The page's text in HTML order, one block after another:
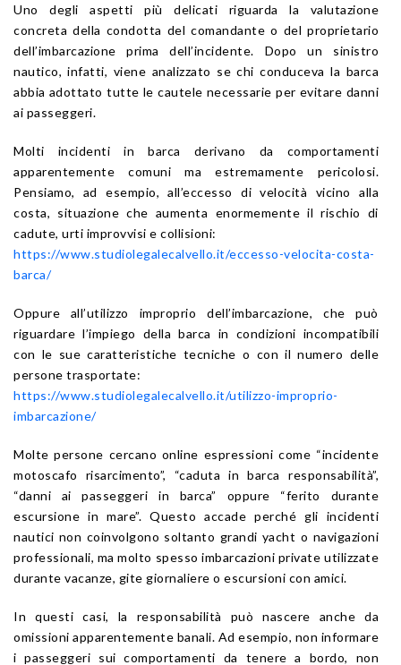
Uno degli aspetti più delicati riguarda la valutazione
concreta della condotta del comandante o del proprietario
dell’imbarcazione prima dell’incidente. Dopo un sinistro
nautico, infatti, viene analizzato se chi conduceva la barca
abbia adottato tutte le cautele necessarie per evitare danni
ai passeggeri.
Molti incidenti in barca derivano da comportamenti
apparentemente comuni ma estremamente pericolosi.
Pensiamo, ad esempio, all’eccesso di velocità vicino alla
costa, situazione che aumenta enormemente il rischio di
cadute, urti improvvisi e collisioni:
https://www.studiolegalecalvello.it/eccesso-velocita-costa-
barca/
Oppure all’utilizzo improprio dell’imbarcazione, che può
riguardare l’impiego della barca in condizioni incompatibili
con le sue caratteristiche tecniche o con il numero delle
persone trasportate:
https://www.studiolegalecalvello.it/utilizzo-improprio-
imbarcazione/
Molte persone cercano online espressioni come “incidente
motoscafo risarcimento”, “caduta in barca responsabilità”,
“danni ai passeggeri in barca” oppure “ferito durante
escursione in mare”. Questo accade perché gli incidenti
nautici non coinvolgono soltanto grandi yacht o navigazioni
professionali, ma molto spesso imbarcazioni private utilizzate
durante vacanze, gite giornaliere o escursioni con amici.
In questi casi, la responsabilità può nascere anche da
omissioni apparentemente banali. Ad esempio, non informare
i passeggeri sui comportamenti da tenere a bordo, non